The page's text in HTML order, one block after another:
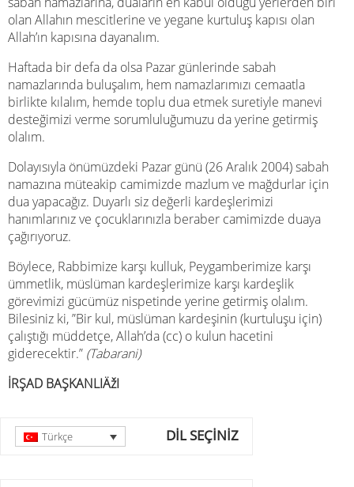
olan Allahın mescitlerine ve yegane kurtuluş kapısı olan
Allah’ın kapısına dayanalım.
Haftada bir defa da olsa Pazar günlerinde sabah
namazlarında buluşalım, hem namazlarımızı cemaatla
birlikte kılalım, hemde toplu dua etmek suretiyle manevi
desteğimizi verme sorumluluğumuzu da yerine getirmiş
olalım.
Dolayısıyla önümüzdeki Pazar günü (26 Aralık 2004) sabah
namazına müteakip camimizde mazlum ve mağdurlar için
dua yapacağız. Duyarlı siz değerli kardeşlerimizi
hanımlarınız ve çocuklarınızla beraber camimizde duaya
çağırıyoruz.
Böylece, Rabbimize karşı kulluk, Peygamberimize karşı
ümmetlik, müslüman kardeşlerimize karşı kardeşlik
görevimizi gücümüz nispetinde yerine getirmiş olalım.
Bilesiniz ki, ”Bir kul, müslüman kardeşinin (kurtuluşu için)
çalıştığı müddetçe, Allah’da (cc) o kulun hacetini
giderecektir.” (Tabarani)
İRŞAD BAŞKANLIÄžI
DİL SEÇİNİZ
Türkçe